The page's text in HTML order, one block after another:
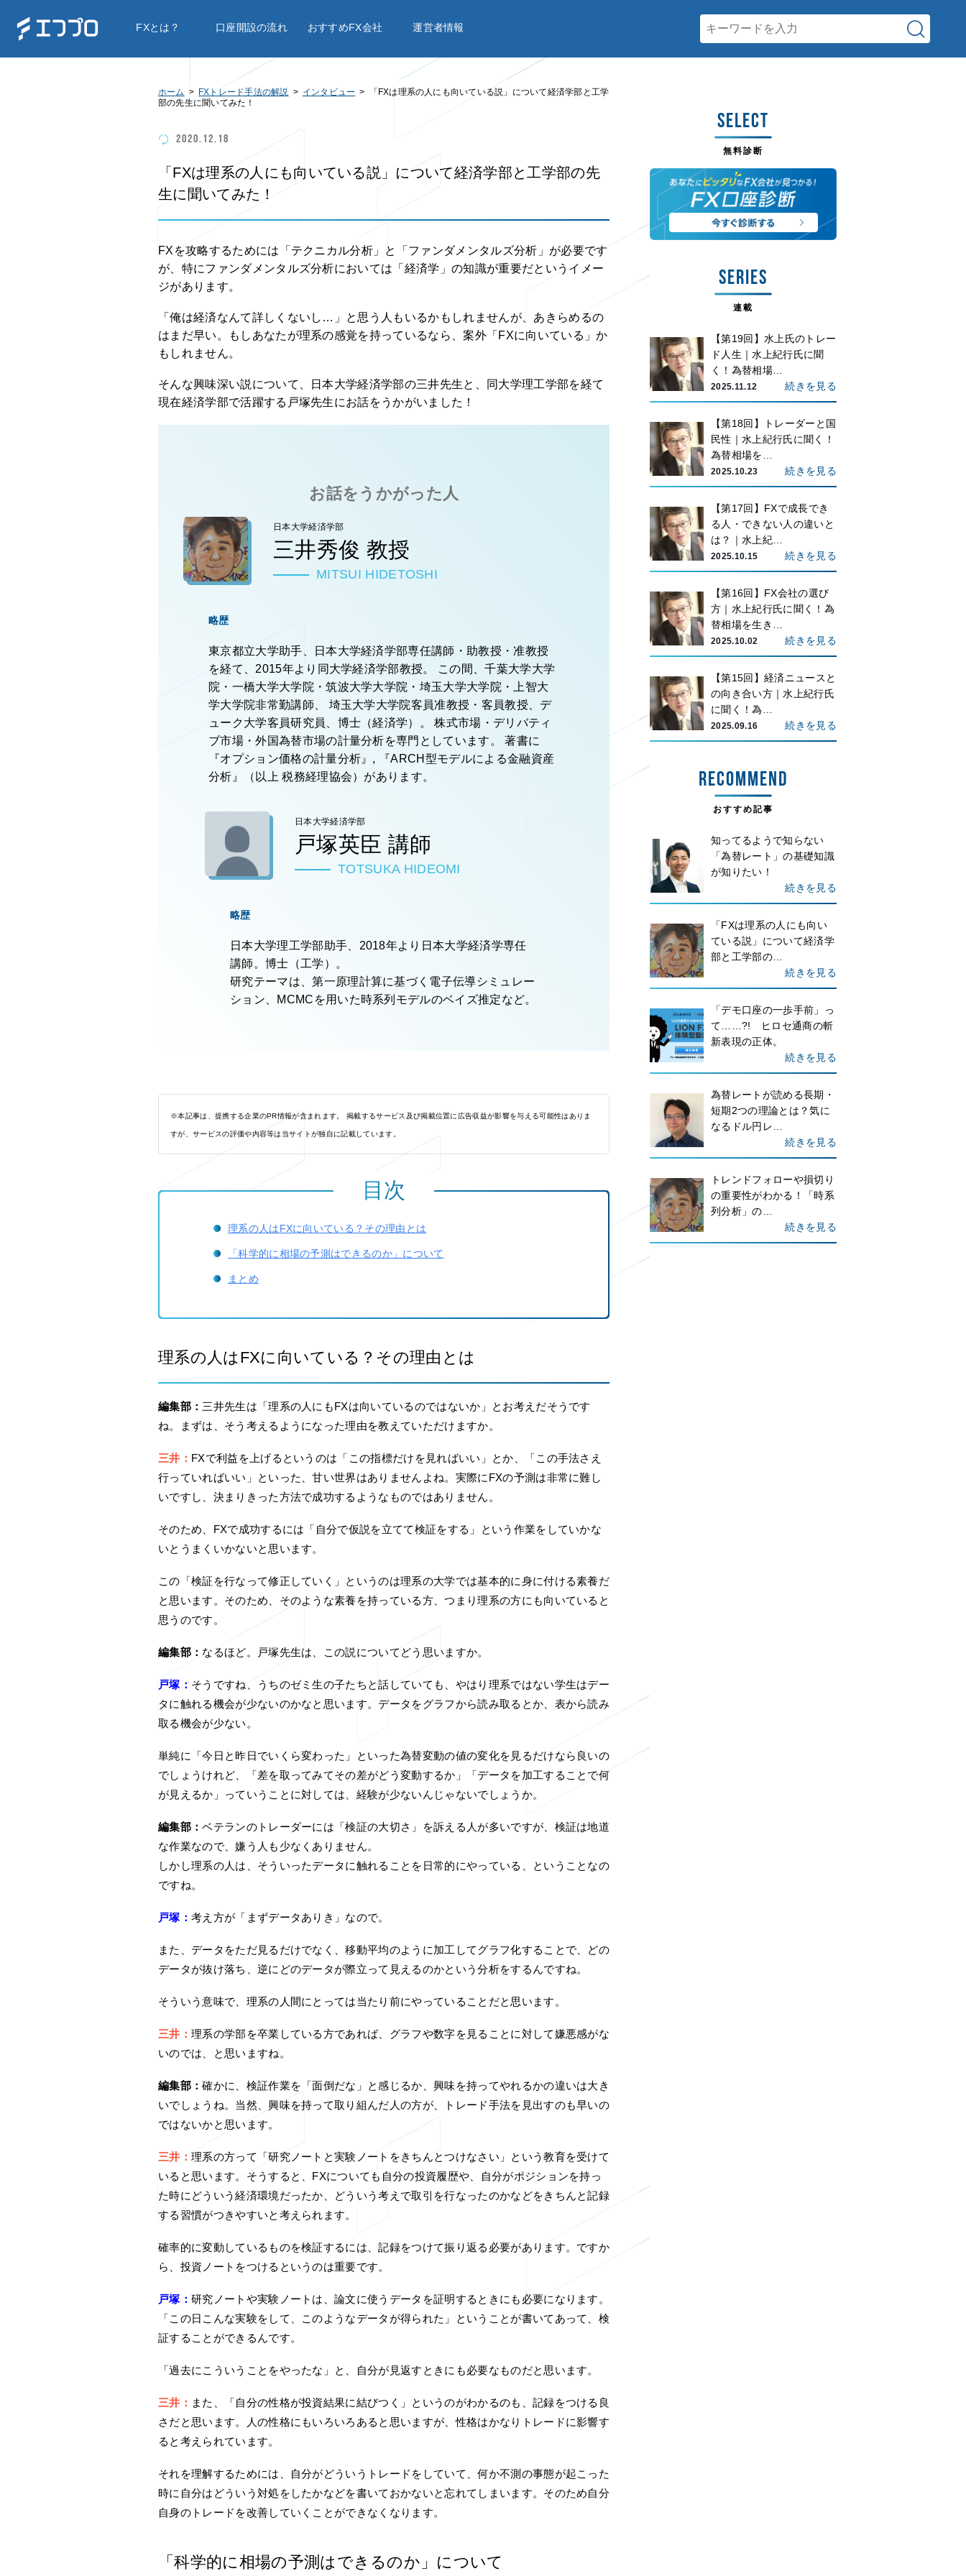
FXとは？ 口座開設の流れ おすすめFX会社 運営者情報
ホーム FXトレード手法の解説 インタビュー
「FXは理系の人にも向いている説」について経済学部と工学
部の先生に聞いてみた！
2020.12.18
「FXは理系の人にも向いている説」について経済学部と工学部の先
生に聞いてみた！
FXを攻略するためには「テクニカル分析」と「ファンダメンタルズ分析」が必要です
が、特にファンダメンタルズ分析においては「経済学」の知識が重要だというイメー
ジがあります。
「俺は経済なんて詳しくないし…」と思う人もいるかもしれませんが、あきらめるの
はまだ早い。もしあなたが理系の感覚を持っているなら、案外「FXに向いている」か
もしれません。
そんな興味深い説について、日本大学経済学部の三井先生と、同大学理工学部を経て
現在経済学部で活躍する戸塚先生にお話をうかがいました！
お話をうかがった人
日本大学経済学部
三井秀俊 教授
MITSUI HIDETOSHI
略歴
東京都立大学助手、日本大学経済学部専任講師・助教授・准教授
を経て、2015年より同大学経済学部教授。 この間、千葉大学大学
院・一橋大学大学院・筑波大学大学院・埼玉大学大学院・上智大
学大学院非常勤講師、 埼玉大学大学院客員准教授・客員教授、デ
ューク大学客員研究員、博士（経済学）。 株式市場・デリバティ
ブ市場・外国為替市場の計量分析を専門としています。 著書に
『オプション価格の計量分析』, 『ARCH型モデルによる金融資産
分析』（以上 税務経理協会）があります。
日本大学経済学部
戸塚英臣 講師
TOTSUKA HIDEOMI
略歴
日本大学理工学部助手、2018年より日本大学経済学専任
講師。博士（工学）。
研究テーマは、第一原理計算に基づく電子伝導シミュレー
ション、MCMCを用いた時系列モデルのベイズ推定など。
※本記事は、提携する企業のPR情報が含まれます。 掲載するサービス及び掲載位置に広告収益が影響を与える可能性はありま
すが、サービスの評価や内容等は当サイトが独自に記載しています。
目次
理系の人はFXに向いている？その理由とは
「科学的に相場の予測はできるのか」について
まとめ
理系の人はFXに向いている？その理由とは
編集部：三井先生は「理系の人にもFXは向いているのではないか」とお考えだそうです
ね。まずは、そう考えるようになった理由を教えていただけますか。
三井： FXで利益を上げるというのは「この指標だけを見ればいい」とか、「この手法さえ
行っていればいい」といった、甘い世界はありませんよね。実際にFXの予測は非常に難し
いですし、決まりきった方法で成功するようなものではありません。
そのため、FXで成功するには「自分で仮説を立てて検証をする」という作業をしていかな
いとうまくいかないと思います。
この「検証を行なって修正していく」というのは理系の大学では基本的に身に付ける素養だ
と思います。そのため、そのような素養を持っている方、つまり理系の方にも向いていると
思うのです。
編集部：なるほど。戸塚先生は、この説についてどう思いますか。
戸塚： そうですね、うちのゼミ生の子たちと話していても、やはり理系ではない学生はデー
タに触れる機会が少ないのかなと思います。データをグラフから読み取るとか、表から読み
取る機会が少ない。
単純に「今日と昨日でいくら変わった」といった為替変動の値の変化を見るだけなら良いの
でしょうけれど、「差を取ってみてその差がどう変動するか」「データを加工することで何
が見えるか」っていうことに対しては、経験が少ないんじゃないでしょうか。
編集部：ベテランのトレーダーには「検証の大切さ」を訴える人が多いですが、検証は地道
な作業なので、嫌う人も少なくありません。
しかし理系の人は、そういったデータに触れることを日常的にやっている、ということなの
ですね。
戸塚： 考え方が「まずデータありき」なので。
また、データをただ見るだけでなく、移動平均のように加工してグラフ化することで、どの
データが抜け落ち、逆にどのデータが際立って見えるのかという分析をするんですね。
そういう意味で、理系の人間にとっては当たり前にやっていることだと思います。
三井： 理系の学部を卒業している方であれば、グラフや数字を見ることに対して嫌悪感がな
いのでは、と思いますね。
編集部：確かに、検証作業を「面倒だな」と感じるか、興味を持ってやれるかの違いは大き
いでしょうね。当然、興味を持って取り組んだ人の方が、トレード手法を見出すのも早いの
ではないかと思います。
三井： 理系の方って「研究ノートと実験ノートをきちんとつけなさい」という教育を受けて
いると思います。そうすると、FXについても自分の投資履歴や、自分がポジションを持っ
た時にどういう経済環境だったか、どういう考えで取引を行なったのかなどをきちんと記録
する習慣がつきやすいと考えられます。
確率的に変動しているものを検証するには、記録をつけて振り返る必要があります。ですか
ら、投資ノートをつけるというのは重要です。
戸塚： 研究ノートや実験ノートは、論文に使うデータを証明するときにも必要になります。
「この日こんな実験をして、このようなデータが得られた」ということが書いてあって、検
証することができるんです。
「過去にこういうことをやったな」と、自分が見返すときにも必要なものだと思います。
三井： また、「自分の性格が投資結果に結びつく」というのがわかるのも、記録をつける良
さだと思います。人の性格にもいろいろあると思いますが、性格はかなりトレードに影響す
ると考えられています。
それを理解するためには、自分がどういうトレードをしていて、何か不測の事態が起こった
時に自分はどういう対処をしたかなどを書いておかないと忘れてしまいます。そのため自分
自身のトレードを改善していくことができなくなります。
「科学的に相場の予測はできるのか」について
SELECT
無料診断
SERIES
連載
【第19回】水上氏のトレー
ド人生｜水上紀行氏に聞
く！為替相場…
2025.11.12 続きを見る
【第18回】トレーダーと国
民性｜水上紀行氏に聞く！
為替相場を…
2025.10.23 続きを見る
【第17回】FXで成長でき
る人・できない人の違いと
は？｜水上紀…
2025.10.15 続きを見る
【第16回】FX会社の選び
方｜水上紀行氏に聞く！為
替相場を生き…
2025.10.02 続きを見る
【第15回】経済ニュースと
の向き合い方｜水上紀行氏
に聞く！為…
2025.09.16 続きを見る
RECOMMEND
おすすめ記事
知ってるようで知らない
「為替レート」の基礎知識
が知りたい！
続きを見る
「FXは理系の人にも向い
ている説」について経済学
部と工学部の…
続きを見る
「デモ口座の一歩手前」っ
て……?! ヒロセ通商の斬
新表現の正体。
続きを見る
為替レートが読める長期・
短期2つの理論とは？気に
なるドル円レ…
続きを見る
トレンドフォローや損切り
の重要性がわかる！「時系
列分析」の…
続きを見る